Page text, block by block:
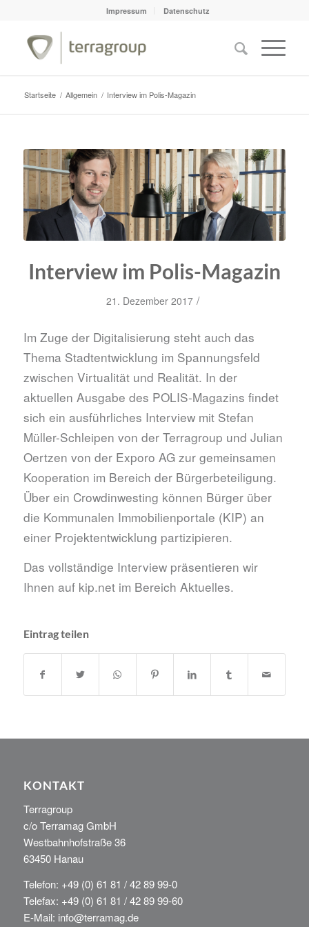
Impressum Datenschutz
Startseite / Allgemein / Interview im Polis-Magazin
Interview im Polis-Magazin
21. Dezember 2017 /
Im Zuge der Digitalisierung steht auch das
Thema Stadtentwicklung im Spannungsfeld
zwischen Virtualität und Realität. In der
aktuellen Ausgabe des POLIS-Magazins findet
sich ein ausführliches Interview mit Stefan
Müller-Schleipen von der Terragroup und Julian
Oertzen von der Exporo AG zur gemeinsamen
Kooperation im Bereich der Bürgerbeteiligung.
Über ein Crowdinwesting können Bürger über
die Kommunalen Immobilienportale (KIP) an
einer Projektentwicklung partizipieren.
Das vollständige Interview präsentieren wir
Ihnen auf kip.net im Bereich Aktuelles.
Eintrag teilen
KONTAKT
Terragroup
c/o Terramag GmbH
Westbahnhofstraße 36
63450 Hanau
Telefon: +49 (0) 61 81 / 42 89 99-0
Telefax: +49 (0) 61 81 / 42 89 99-60
E-Mail: info@terramag.de